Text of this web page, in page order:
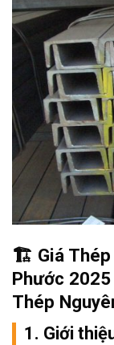
🏗️ Giá Thép
Phước 2025
Thép
1. Giới